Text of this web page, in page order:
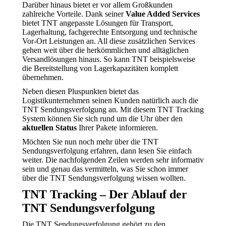
Darüber hinaus bietet er vor allem Großkunden
zahlreiche Vorteile. Dank seinerValue Added Services
bietet TNT angepasste Lösungen für Transport,
Lagerhaltung, fachgerechte Entsorgung und technische
Vor-Ort Leistungen an. All diese zusätzlichen Services
gehen weit über die herkömmlichen und alltäglichen
Versandlösungen hinaus. So kann TNT beispielsweise
die Bereitstellung von Lagerkapazitäten komplett
übernehmen.
Neben diesen Pluspunkten bietet das
Logistikunternehmen seinen Kunden natürlich auch die
TNT Sendungsverfolgung an. Mit diesem TNT Tracking
System können Sie sich rund um die Uhr über den
aktuellen Status Ihrer Pakete informieren.
Möchten Sie nun noch mehr über die TNT
Sendungsverfolgung erfahren, dann lesen Sie einfach
weiter. Die nachfolgenden Zeilen werden sehr informativ
sein und genau das vermitteln, was Sie schon immer
über die TNT Sendungsverfolgung wissen wollten.
TNT Tracking – Der Ablauf der
TNT Sendungsverfolgung
Die TNT Sendungsverfolgung gehört zu den